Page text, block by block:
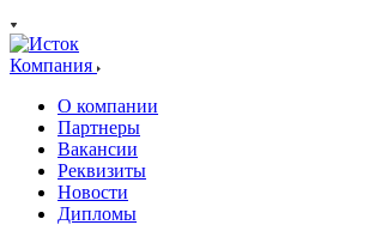
Компания
О компании
Партнеры
Вакансии
Реквизиты
Новости
Дипломы